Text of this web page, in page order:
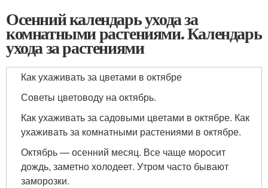
Осенний календарь ухода за
комнатными растениями. Календарь
ухода за растениями
Как ухаживать за цветами в октябре
Советы цветоводу на октябрь.
Как ухаживать за садовыми цветами в октябре. Как
ухаживать за комнатными растениями в октябре.
Октябрь — осенний месяц. Все чаще моросит
дождь, заметно холодеет. Утром часто бывают
заморозки.